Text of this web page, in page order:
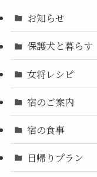
お知らせ
保護犬と暮らす
女将レシピ
宿のご案内
宿の食事
日帰りプラン